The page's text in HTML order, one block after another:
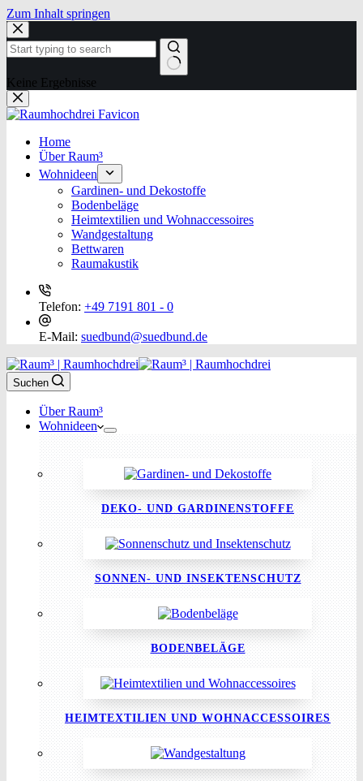
Zum Inhalt springen
Keine Ergebnisse
Home
Über Raum³
Wohnideen
Gardinen- und Dekostoffe
Bodenbeläge
Heimtextilien und Wohnaccessoires
Wandgestaltung
Bettwaren
Raumakustik
Telefon: +49 7191 801 - 0
E-Mail: suedbund@suedbund.de
Suchen
Über Raum³
Wohnideen
DEKO- UND GARDINENSTOFFE
SONNEN- UND INSEKTENSCHUTZ
BODENBELÄGE
HEIMTEXTILIEN UND WOHNACCESSOIRES